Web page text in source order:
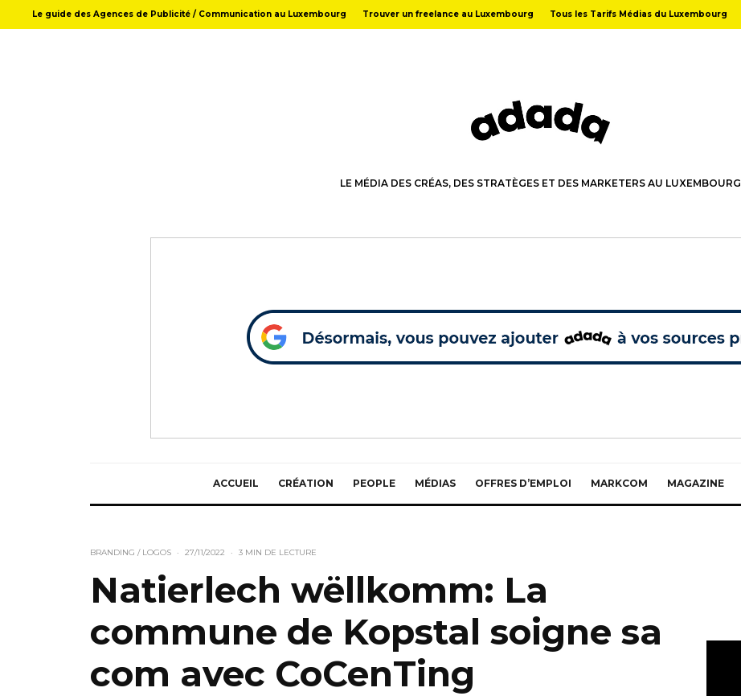
Le guide des Agences de Publicité / Communication au Luxembourg Trouver un freelance au Luxembourg Tous les Tarifs Médias du Luxembourg
LE MÉDIA DES CRÉAS, DES STRATÈGES ET DES MARKETERS AU LUXEMBOURG
ACCUEIL CRÉATION PEOPLE MÉDIAS OFFRES D’EMPLOI MARKCOM MAGAZINE
BRANDING / LOGOS · 27/11/2022 · 3 MIN DE LECTURE
Natierlech wëllkomm: La
commune de Kopstal soigne sa
com avec CoCenTing